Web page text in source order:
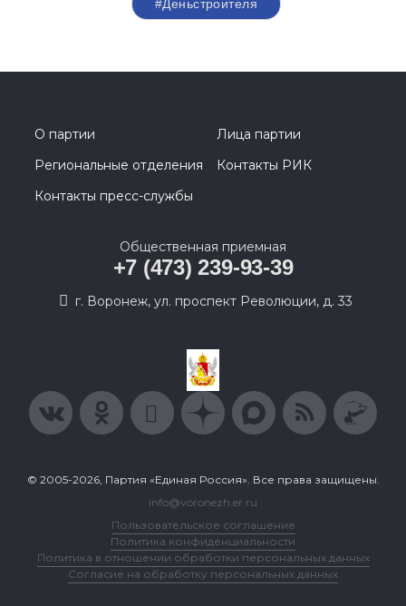
#Деньстроителя
О партии
Лица партии
Региональные отделения
Контакты РИК
Контакты пресс-службы
Общественная приемная
+7 (473) 239-93-39
г. Воронеж, ул. проспект Революции, д. 33
© 2005-2026, Партия «Единая Россия». Все права защищены.
info@voronezh.er.ru
Пользовательское соглашение
Политика конфиденциальности
Политика в отношении обработки персональных данных
Согласие на обработку персональных данных